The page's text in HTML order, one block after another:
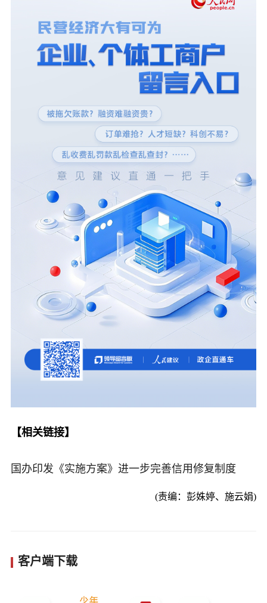
【相关链接】
国办印发《实施方案》进一步完善信用修复制度
(责编：彭姝婷、施云娟)
客户端下载